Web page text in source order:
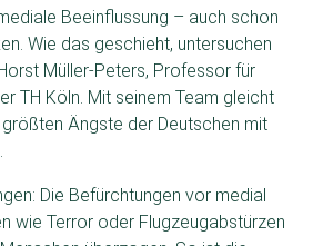
Beeinflussung – auch schon
Wie das geschieht, untersuchen
Müller-Peters, Professor für
TH Köln. Mit seinem Team gleicht
Ängste der Deutschen mit
Die Befürchtungen vor medial
wie Terror oder Flugzeugabstürzen